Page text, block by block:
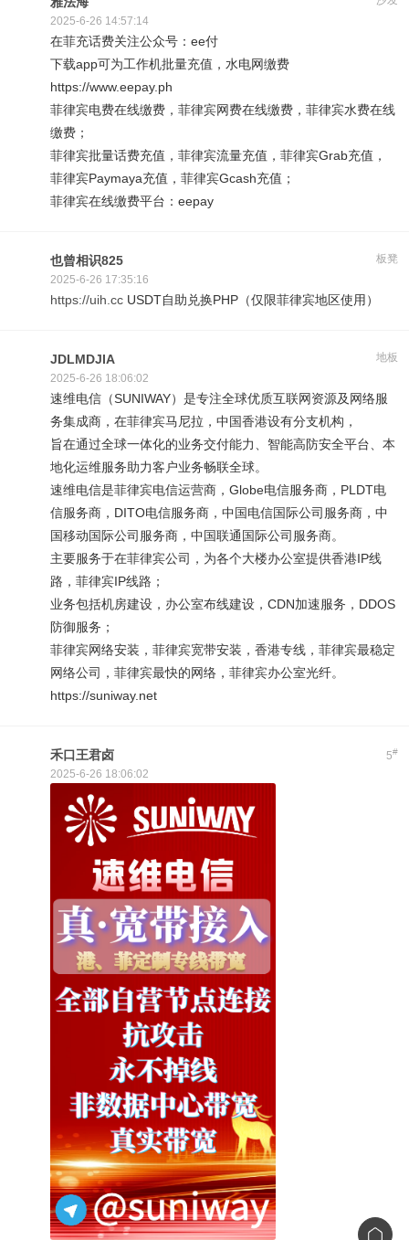
2025-6-26 14:57:14
在菲充话费关注公众号：ee付
下载app可为工作机批量充值，水电网缴费
https://www.eepay.ph
菲律宾电费在线缴费，菲律宾网费在线缴费，菲律宾水费在线
缴费；
菲律宾批量话费充值，菲律宾流量充值，菲律宾Grab充值，
菲律宾Paymaya充值，菲律宾Gcash充值；
菲律宾在线缴费平台：eepay
板凳
也曾相识825
2025-6-26 17:35:16
https://uih.cc USDT自助兑换PHP（仅限菲律宾地区使用）
地板
JDLMDJIA
2025-6-26 18:06:02
速维电信（SUNIWAY）是专注全球优质互联网资源及网络服
务集成商，在菲律宾马尼拉，中国香港设有分支机构，
旨在通过全球一体化的业务交付能力、智能高防安全平台、本
地化运维服务助力客户业务畅联全球。
速维电信是菲律宾电信运营商，Globe电信服务商，PLDT电
信服务商，DITO电信服务商，中国电信国际公司服务商，中
国移动国际公司服务商，中国联通国际公司服务商。
主要服务于在菲律宾公司，为各个大楼办公室提供香港IP线
路，菲律宾IP线路；
业务包括机房建设，办公室布线建设，CDN加速服务，DDOS
防御服务；
菲律宾网络安装，菲律宾宽带安装，香港专线，菲律宾最稳定
网络公司，菲律宾最快的网络，菲律宾办公室光纤。
https://suniway.net
5#
禾口王君卤
2025-6-26 18:06:02